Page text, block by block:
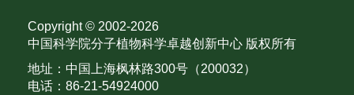
Copyright © 2002-2026
中国科学院分子植物科学卓越创新中心 版权所有
地址：中国上海枫林路300号（200032）
电话：86-21-54924000